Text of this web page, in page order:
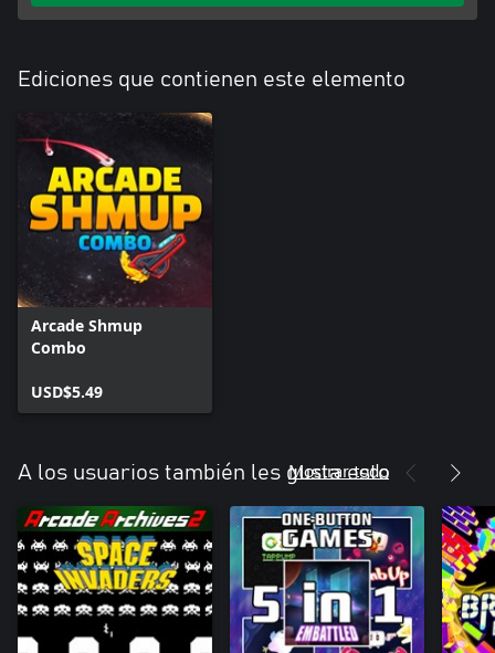
Ediciones que contienen este elemento
Arcade Shmup
Combo
USD$5.49
A los usuarios también les gusta esto
Mostrar todo